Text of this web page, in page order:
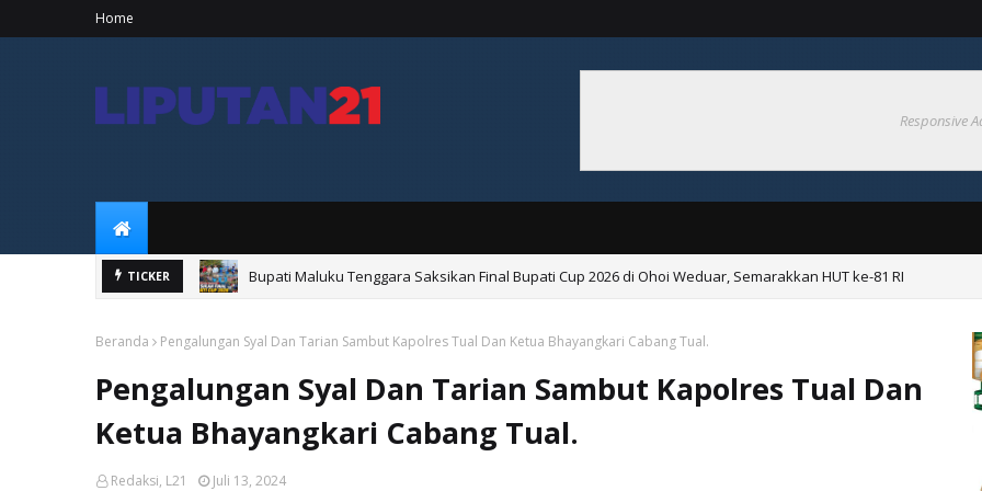
Home
Responsive
TICKER Bupati Maluku Tenggara Saksikan Final Bupati Cup 2026 di Ohoi Weduar, Semarakkan HUT ke-81 RI
Beranda Pengalungan Syal Dan Tarian Sambut Kapolres Tual Dan Ketua Bhayangkari Cabang Tual.
Pengalungan Syal Dan Tarian Sambut Kapolres Tual Dan
Ketua Bhayangkari Cabang Tual.
Redaksi, L21 Juli 13, 2024